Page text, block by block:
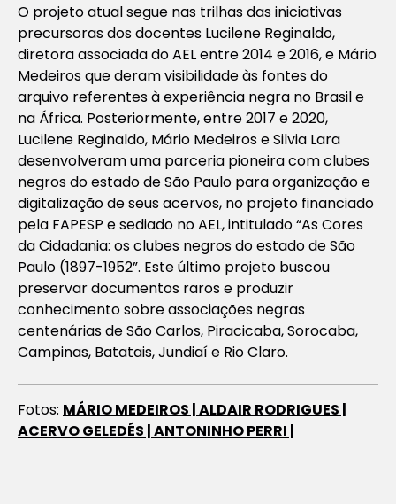
O projeto atual segue nas trilhas das iniciativas
precursoras dos docentes Lucilene Reginaldo,
diretora associada do AEL entre 2014 e 2016, e Mário
Medeiros que deram visibilidade às fontes do
arquivo referentes à experiência negra no Brasil e
na África. Posteriormente, entre 2017 e 2020,
Lucilene Reginaldo, Mário Medeiros e Silvia Lara
desenvolveram uma parceria pioneira com clubes
negros do estado de São Paulo para organização e
digitalização de seus acervos, no projeto financiado
pela FAPESP e sediado no AEL, intitulado “As Cores
da Cidadania: os clubes negros do estado de São
Paulo (1897-1952”. Este último projeto buscou
preservar documentos raros e produzir
conhecimento sobre associações negras
centenárias de São Carlos, Piracicaba, Sorocaba,
Campinas, Batatais, Jundiaí e Rio Claro.
Fotos: MÁRIO MEDEIROS | ALDAIR RODRIGUES |
ACERVO GELEDÉS | ANTONINHO PERRI |